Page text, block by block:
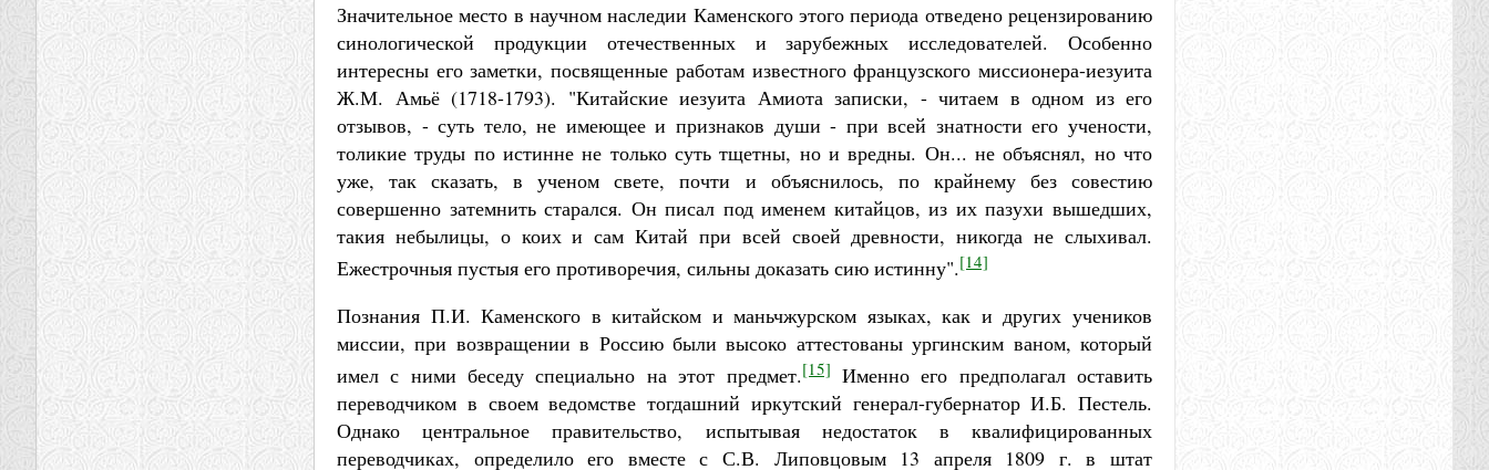
Значительное место в научном наследии Каменского этого периода отведено рецензированию
синологической продукции отечественных и зарубежных исследователей. Особенно
интересны его заметки, посвященные работам известного французского миссионера-иезуита
Ж.М. Амьё (1718-1793). "Китайские иезуита Амиота записки, - читаем в одном из его
отзывов, - суть тело, не имеющее и признаков души - при всей знатности его учености,
толикие труды по истинне не только суть тщетны, но и вредны. Он... не объяснял, но что
уже, так сказать, в ученом свете, почти и объяснилось, по крайнему без совестию
совершенно затемнить старался. Он писал под именем китайцов, из их пазухи вышедших,
такия небылицы, о коих и сам Китай при всей своей древности, никогда не слыхивал.
Ежестрочныя пустыя его противоречия, сильны доказать сию истинну".[14]
Познания П.И. Каменского в китайском и маньчжурском языках, как и других учеников
миссии, при возвращении в Россию были высоко аттестованы ургинским ваном, который
имел с ними беседу специально на этот предмет.[15] Именно его предполагал оставить
переводчиком в своем ведомстве тогдашний иркутский генерал-губернатор И.Б. Пестель.
Однако центральное правительство, испытывая недостаток в квалифицированных
переводчиках, определило его вместе с С.В. Липовцовым 13 апреля 1809 г. в штат